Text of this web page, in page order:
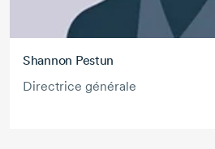
Shannon Pestun
Directrice générale